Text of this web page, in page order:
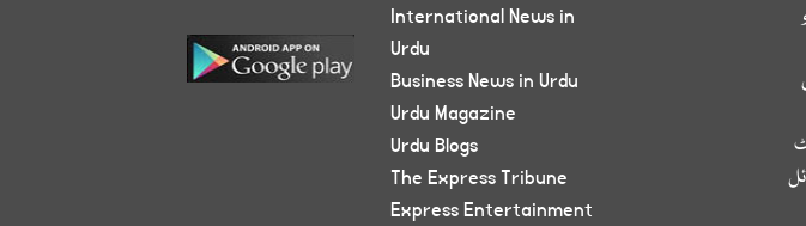
International News in
Urdu
Business News in Urdu
Urdu Magazine
Urdu Blogs
The Express Tribune
Express Entertainment